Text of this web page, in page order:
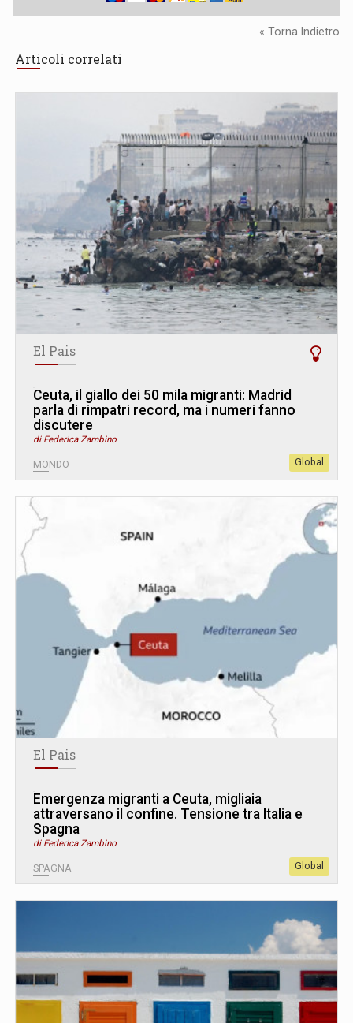
« Torna Indietro
Articoli correlati
El Pais
Ceuta, il giallo dei 50 mila migranti: Madrid
parla di rimpatri record, ma i numeri fanno
discutere
di Federica Zambino
MONDO Global
El Pais
Emergenza migranti a Ceuta, migliaia
attraversano il confine. Tensione tra Italia e
Spagna
di Federica Zambino
SPAGNA Global